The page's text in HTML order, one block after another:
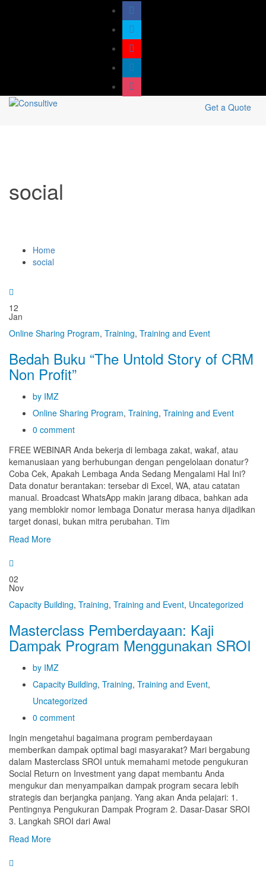
Get a Quote
social
Home
social
12
Jan
Online Sharing Program, Training, Training and Event
Bedah Buku “The Untold Story of CRM
Non Profit”
by IMZ
Online Sharing Program, Training, Training and Event
0 comment
FREE WEBINAR Anda bekerja di lembaga zakat, wakaf, atau
kemanusiaan yang berhubungan dengan pengelolaan donatur?
Coba Cek, Apakah Lembaga Anda Sedang Mengalami Hal Ini?
Data donatur berantakan: tersebar di Excel, WA, atau catatan
manual. Broadcast WhatsApp makin jarang dibaca, bahkan ada
yang memblokir nomor lembaga Donatur merasa hanya dijadikan
target donasi, bukan mitra perubahan. Tim
Read More
02
Nov
Capacity Building, Training, Training and Event, Uncategorized
Masterclass Pemberdayaan: Kaji
Dampak Program Menggunakan SROI
by IMZ
Capacity Building, Training, Training and Event,
Uncategorized
0 comment
Ingin mengetahui bagaimana program pemberdayaan
memberikan dampak optimal bagi masyarakat? Mari bergabung
dalam Masterclass SROI untuk memahami metode pengukuran
Social Return on Investment yang dapat membantu Anda
mengukur dan menyampaikan dampak program secara lebih
strategis dan berjangka panjang. Yang akan Anda pelajari: 1.
Pentingnya Pengukuran Dampak Program 2. Dasar-Dasar SROI
3. Langkah SROI dari Awal
Read More